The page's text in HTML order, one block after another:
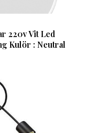
220v Vit Led
Kulör : Neutral